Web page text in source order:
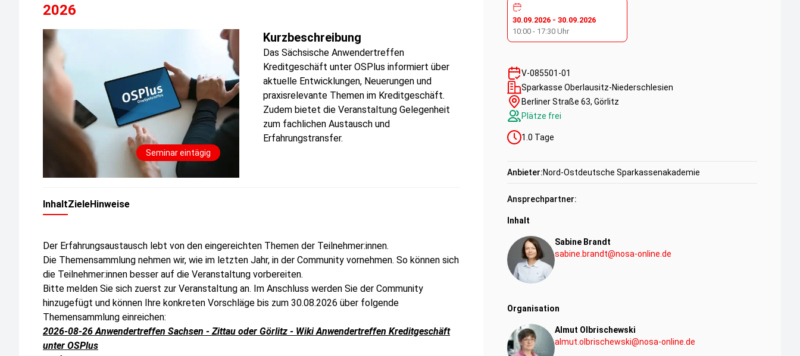
2026
Seminar eintägig
Kurzbeschreibung
Das Sächsische Anwendertreffen
Kreditgeschäft unter OSPlus informiert über
aktuelle Entwicklungen, Neuerungen und
praxisrelevante Themen im Kreditgeschäft.
Zudem bietet die Veranstaltung Gelegenheit
zum fachlichen Austausch und
Erfahrungstransfer.
InhaltZieleHinweise
Der Erfahrungsaustausch lebt von den eingereichten Themen der Teilnehmer:innen.
Die Themensammlung nehmen wir, wie im letzten Jahr, in der Community vornehmen. So können sich
die Teilnehmer:innen besser auf die Veranstaltung vorbereiten.
Bitte melden Sie sich zuerst zur Veranstaltung an. Im Anschluss werden Sie der Community
hinzugefügt und können Ihre konkreten Vorschläge bis zum 30.08.2026 über folgende
Themensammlung einreichen:
2026-08-26 Anwendertreffen Sachsen - Zittau oder Görlitz - Wiki Anwendertreffen Kreditgeschäft
unter OSPlus
30.09.2026 - 30.09.2026
10:00 - 17:30 Uhr
V-085501-01
Sparkasse Oberlausitz-Niederschlesien
Berliner Straße 63, Görlitz
Plätze frei
1.0 Tage
Anbieter:Nord-Ostdeutsche Sparkassenakademie
Ansprechpartner:
Inhalt
Sabine Brandt
sabine.brandt@nosa-online.de
Organisation
Almut Olbrischewski
almut.olbrischewski@nosa-online.de